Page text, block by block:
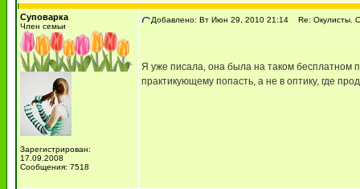
Суповарка
Член семьи
Зарегистрирован:
17.09.2008
Сообщения: 7518
Добавлено: Вт Июн 29, 2010 21:14 Re: Окулисты.
Я уже писала, она была на таком бесплатном
практикующему попасть, а не в оптику, где